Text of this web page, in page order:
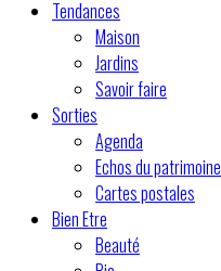
Tendances
Maison
Jardins
Savoir faire
Sorties
Agenda
Echos du patrimoine
Cartes postales
Bien Etre
Beauté